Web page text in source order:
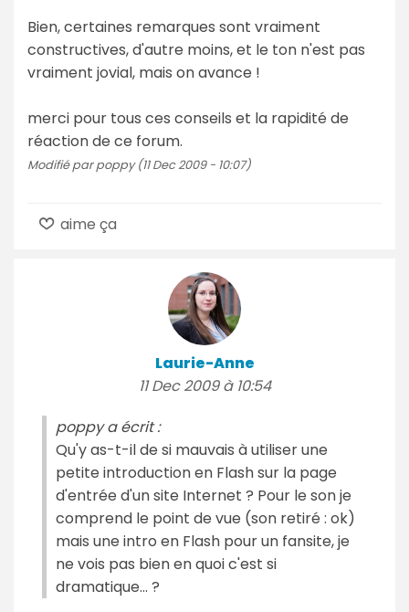
Bien, certaines remarques sont vraiment
constructives, d'autre moins, et le ton n'est pas
vraiment jovial, mais on avance !
merci pour tous ces conseils et la rapidité de
réaction de ce forum.
Modifié par poppy (11 Dec 2009 - 10:07)
aime ça
Laurie-Anne
11 Dec 2009 à 10:54
poppy a écrit :
Qu'y as-t-il de si mauvais à utiliser une
petite introduction en Flash sur la page
d'entrée d'un site Internet ? Pour le son je
comprend le point de vue (son retiré : ok)
mais une intro en Flash pour un fansite, je
ne vois pas bien en quoi c'est si
dramatique... ?